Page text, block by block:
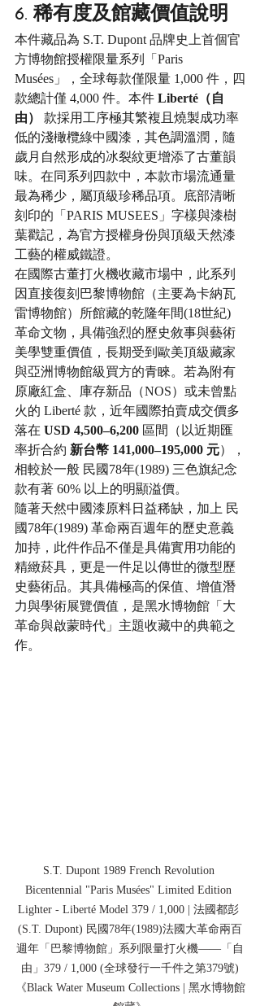
6. 稀有度及館藏價值說明
本件藏品為 S.T. Dupont 品牌史上首個官
方博物館授權限量系列「Paris
Musées」，全球每款僅限量 1,000 件，四
款總計僅 4,000 件。本件 Liberté（自
由）
款採用工序極其繁複且燒製成功率
低的淺橄欖綠中國漆，其色調溫潤，隨
歲月自然形成的冰裂紋更增添了古董韻
味。在同系列四款中，本款市場流通量
最為稀少，屬頂級珍稀品項。底部清晰
刻印的「PARIS MUSEES」字樣與漆樹
葉戳記，為官方授權身份與頂級天然漆
工藝的權威鐵證。
在國際古董打火機收藏市場中，此系列
因直接復刻巴黎博物館（主要為卡納瓦
雷博物館）所館藏的乾隆年間(18世紀)
革命文物，具備強烈的歷史敘事與藝術
美學雙重價值，長期受到歐美頂級藏家
與亞洲博物館級買方的青睞。若為附有
原廠紅盒、庫存新品（NOS）或未曾點
火的 Liberté 款，近年國際拍賣成交價多
落在 USD 4,500–6,200 區間（以近期匯
率折合約 新台幣 141,000–195,000 元），
相較於一般 民國78年(1989) 三色旗紀念
款有著 60% 以上的明顯溢價。
隨著天然中國漆原料日益稀缺，加上 民
國78年(1989) 革命兩百週年的歷史意義
加持，此件作品不僅是具備實用功能的
精緻菸具，更是一件足以傳世的微型歷
史藝術品。其具備極高的保值、增值潛
力與學術展覽價值，是黑水博物館「大
革命與啟蒙時代」主題收藏中的典範之
作。
S.T. Dupont 1989 French Revolution
Bicentennial "Paris Musées" Limited Edition
Lighter - Liberté Model 379 / 1,000 | 法國都彭
(S.T. Dupont) 民國78年(1989)法國大革命兩百
週年「巴黎博物館」系列限量打火機——「自
由」379 / 1,000 (全球發行一千件之第379號)
《Black Water Museum Collections | 黑水博物館